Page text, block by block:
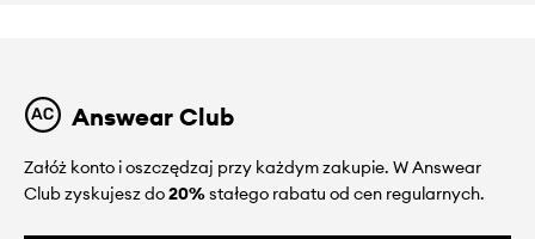
Answear Club
Załóż konto i oszczędzaj przy każdym zakupie. W Answear
Club zyskujesz do20%stałego rabatu od cen regularnych.